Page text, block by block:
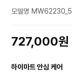
모델명
727,000원
하이마트 안심 케어